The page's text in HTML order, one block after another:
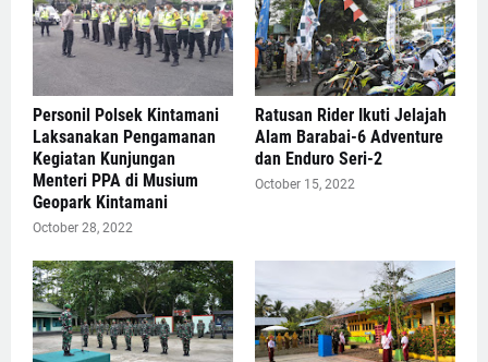
Personil Polsek Kintamani
Laksanakan Pengamanan
Kegiatan Kunjungan
Menteri PPA di Musium
Geopark Kintamani
October 28, 2022
Ratusan Rider Ikuti Jelajah
Alam Barabai-6 Adventure
dan Enduro Seri-2
October 15, 2022